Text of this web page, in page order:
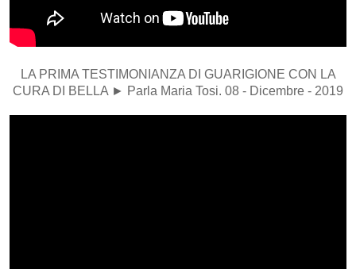
LA PRIMA TESTIMONIANZA DI GUARIGIONE CON LA
CURA DI BELLA ► Parla Maria Tosi. 08 - Dicembre - 2019